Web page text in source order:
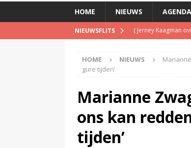
HOME NIEUWS AGENDA
NIEUWSFLITS ( Jerney Kaagman
(Spotify brengt
(NPO-manager
HOME NIEUWS
gure tijden’
Marianne
ons kan
tijden’